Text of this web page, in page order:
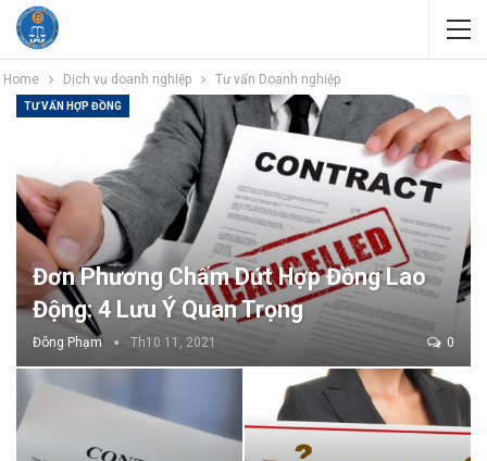
Home Dịch vụ doanh nghiệp Tư vấn Doanh nghiệp
TƯ VẤN HỢP ĐỒNG
Đơn Phương Chấm Dứt Hợp Đồng Lao
Động: 4 Lưu Ý Quan Trọng
Đông Phạm Th10 11, 2021 0